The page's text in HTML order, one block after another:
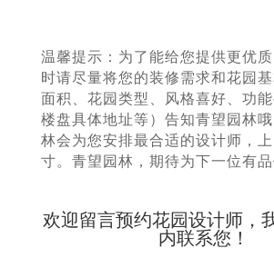
温馨提示：为了能给您提供更优
时请尽量将您的装修需求和花园基
面积、花园类型、风格喜好、功能
楼盘具体地址等）告知青望园林
林会为您安排最合适的设计师，
寸。青望园林，期待为下一位有品
欢迎留言预约花园设计师，
内联系您！